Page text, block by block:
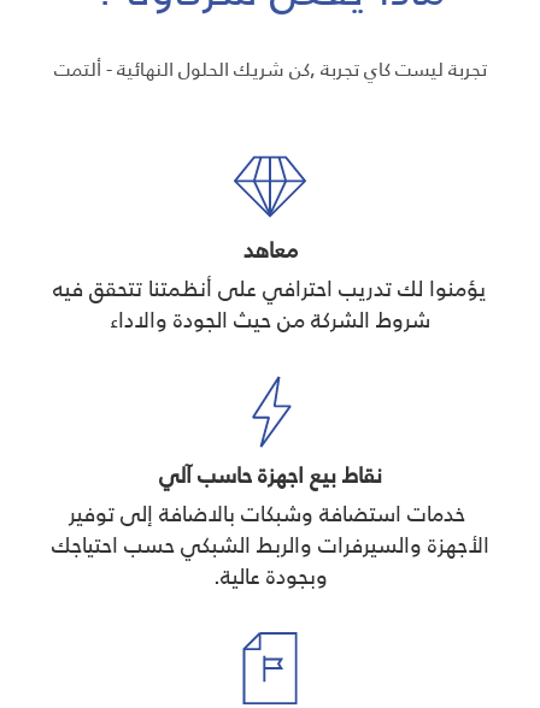
تجربة ليست كاي تجربة ,كن شريك الحلول النهائية - ألتمت
معاهد
يؤمنوا لك تدريب احترافي على أنظمتنا تتحقق فيه
شروط الشركة من حيث الجودة والاداء
نقاط بيع اجهزة حاسب آلي
خدمات استضافة وشبكات بالاضافة إلى توفير
الأجهزة والسيرفرات والربط الشبكي حسب احتياجك
وبجودة عالية.